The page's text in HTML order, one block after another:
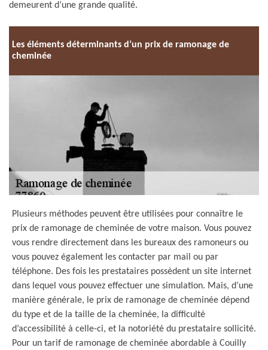
demeurent d’une grande qualité.
Les éléments déterminants d’un prix de ramonage de
cheminée
Plusieurs méthodes peuvent être utilisées pour connaître le
prix de ramonage de cheminée de votre maison. Vous pouvez
vous rendre directement dans les bureaux des ramoneurs ou
vous pouvez également les contacter par mail ou par
téléphone. Des fois les prestataires possèdent un site internet
dans lequel vous pouvez effectuer une simulation. Mais, d’une
manière générale, le prix de ramonage de cheminée dépend
du type et de la taille de la cheminée, la difficulté
d’accessibilité à celle-ci, et la notoriété du prestataire sollicité.
Pour un tarif de ramonage de cheminée abordable à Couilly